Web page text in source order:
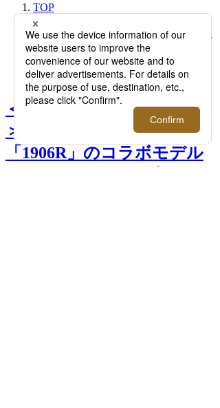
TOP
PHOTO
＜コム デ ギャルソン オム＞×＜ニュ
ーバランス＞「1906R」のコラボモ
デルが11月17日(金)に発売！
【11/17(金)更新】
＜コム デ ギャルソン オム
＞×＜ニューバランス＞
「1906R」のコラボモデル